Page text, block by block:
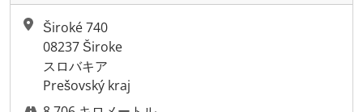
Široké 740
08237 Široke
スロバキア
Prešovský kraj